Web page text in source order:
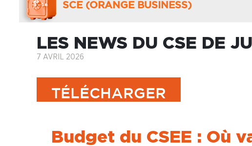
SCE (ORANGE BUSINESS)
LES NEWS DU CSE DE
7 AVRIL 2026
TÉLÉCHARGER
Budget du CSEE : Où